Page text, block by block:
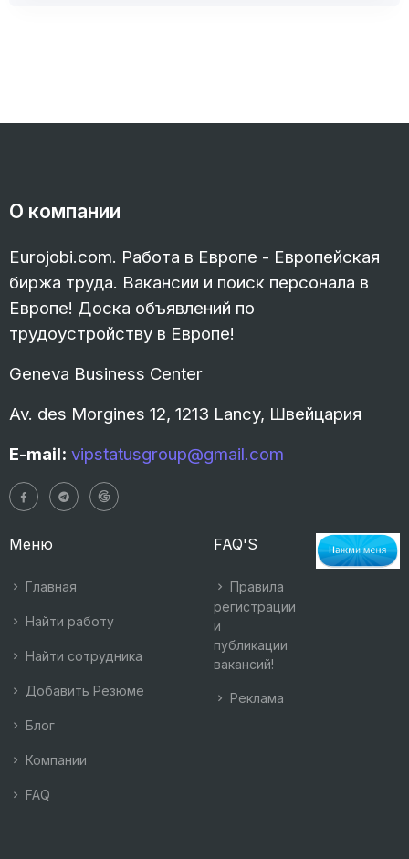
О компании
Eurojobi.com. Работа в Европе - Европейская
биржа труда. Вакансии и поиск персонала в
Европе! Доска объявлений по
трудоустройству в Европе!
Geneva Business Center
Av. des Morgines 12, 1213 Lancy, Швейцария
E-mail: vipstatusgroup@gmail.com
Меню
Главная
Найти работу
Найти сотрудника
Добавить Резюме
Блог
Компании
FAQ
FAQ'S
Правила
регистрации
и
публикации
вакансий!
Реклама